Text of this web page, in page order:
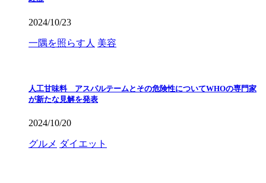
2024/10/23
一隅を照らす人 美容
人工甘味料 アスパルテームとその危険性についてWHOの専門家
が新たな見解を発表
2024/10/20
グルメ ダイエット